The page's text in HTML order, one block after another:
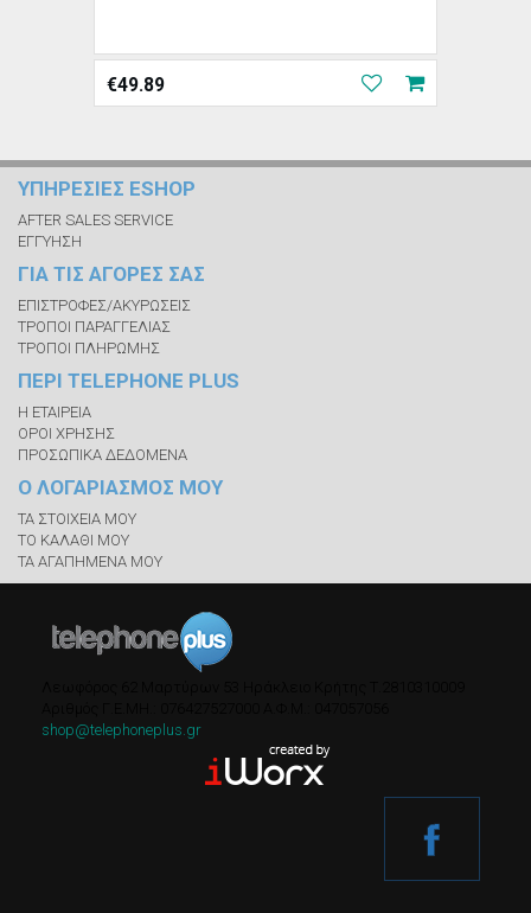
€49.89
ΥΠΗΡΕΣΙΕΣ ESHOP
AFTER SALES SERVICE
ΕΓΓΥΗΣΗ
ΓΙΑ ΤΙΣ ΑΓΟΡΕΣ ΣΑΣ
ΕΠΙΣΤΡΟΦΕΣ/ΑΚΥΡΩΣΕΙΣ
ΤΡΟΠΟΙ ΠΑΡΑΓΓΕΛΙΑΣ
ΤΡΟΠΟΙ ΠΛΗΡΩΜΗΣ
ΠΕΡΙ TELEPHONE PLUS
Η ΕΤΑΙΡΕΙΑ
ΟΡΟΙ ΧΡΗΣΗΣ
ΠΡΟΣΩΠΙΚΑ ΔΕΔΟΜΕΝΑ
Ο ΛΟΓΑΡΙΑΣΜΟΣ ΜΟΥ
ΤΑ ΣΤΟΙΧΕΙΑ ΜΟΥ
ΤΟ ΚΑΛΑΘΙ ΜΟΥ
ΤΑ ΑΓΑΠΗΜΕΝΑ ΜΟΥ
shop@telephoneplus.gr